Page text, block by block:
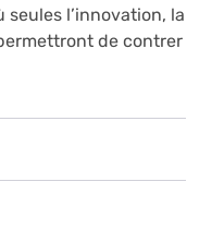
l’innovation, la
de contrer